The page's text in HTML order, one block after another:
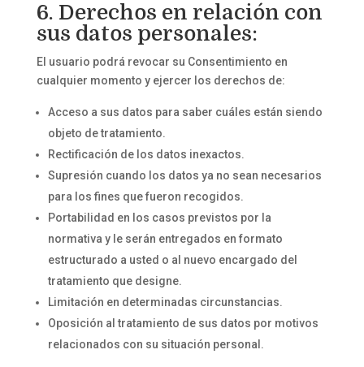
6. Derechos en relación con
sus datos personales:
El usuario podrá revocar su Consentimiento en
cualquier momento y ejercer los derechos de:
Acceso a sus datos para saber cuáles están siendo
objeto de tratamiento.
Rectificación de los datos inexactos.
Supresión cuando los datos ya no sean necesarios
para los fines que fueron recogidos.
Portabilidad en los casos previstos por la
normativa y le serán entregados en formato
estructurado a usted o al nuevo encargado del
tratamiento que designe.
Limitación en determinadas circunstancias.
Oposición al tratamiento de sus datos por motivos
relacionados con su situación personal.